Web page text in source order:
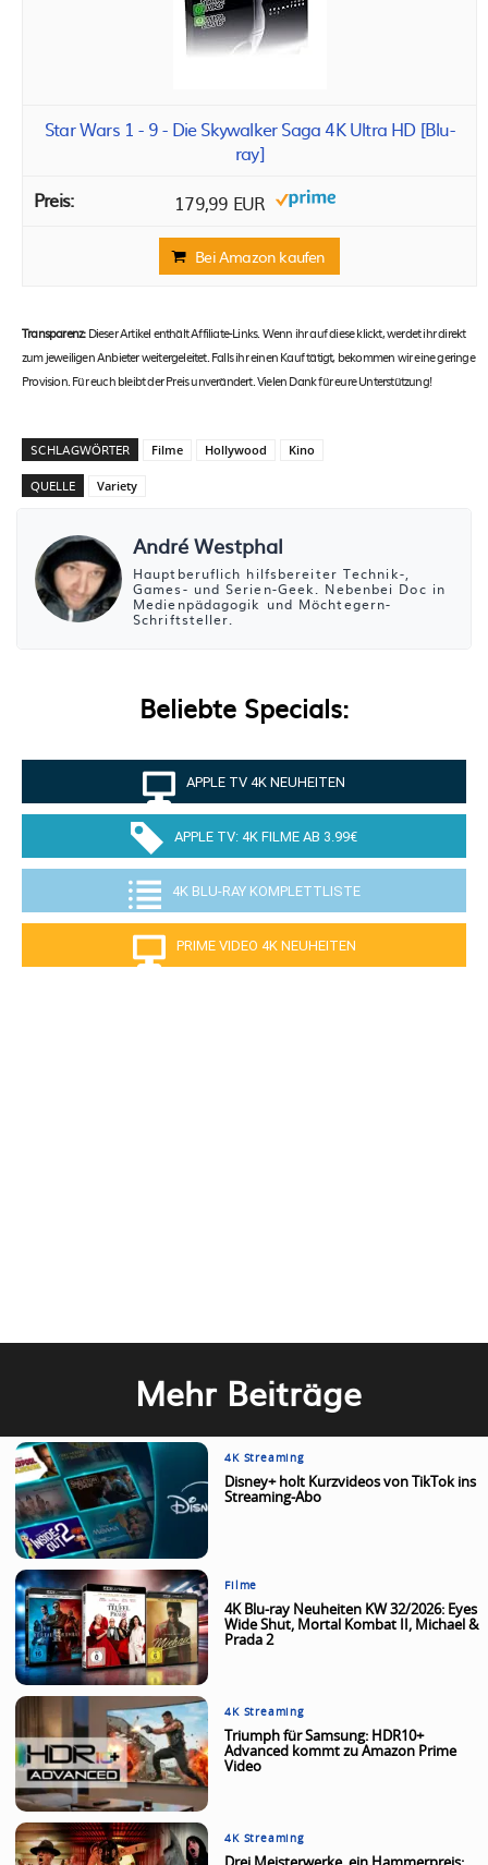
Star Wars 1 - 9 - Die Skywalker Saga 4K Ultra HD [Blu-
ray]
179,99 EUR
Bei Amazon kaufen
Transparenz:Dieser Artikel enthält Affiliate-Links. Wenn ihr auf diese klickt, werdet ihr direkt
zum jeweiligen Anbieter weitergeleitet. Falls ihr einen Kauf tätigt, bekommen wir eine geringe
Provision. Für euch bleibt der Preis unverändert. Vielen Dank für eure Unterstützung!
SCHLAGWÖRTER Filme Hollywood Kino
QUELLE Variety
André Westphal
Hauptberuflich hilfsbereiter Technik-,
Games- und Serien-Geek. Nebenbei Doc in
Medienpädagogik und Möchtegern-
Schriftsteller.
Beliebte Specials:
APPLE TV 4K NEUHEITEN
APPLE TV: 4K FILME AB 3.99€
4K BLU-RAY KOMPLETTLISTE
PRIME VIDEO 4K NEUHEITEN
Mehr Beiträge
4K Streaming
Disney+ holt Kurzvideos von TikTok ins
Streaming-Abo
Filme
4K Blu-ray Neuheiten KW 32/2026: Eyes
Wide Shut, Mortal Kombat II, Michael &
Prada 2
4K Streaming
Triumph für Samsung: HDR10+
Advanced kommt zu Amazon Prime
Video
4K Streaming